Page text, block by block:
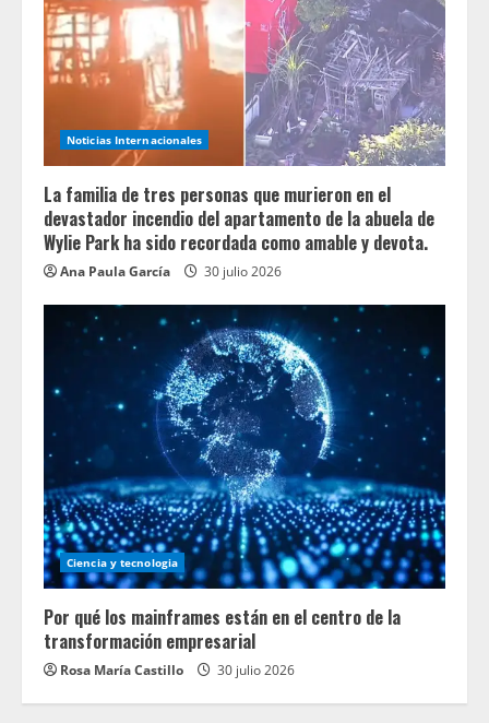
Noticias Internacionales
La familia de tres personas que murieron en el
devastador incendio del apartamento de la abuela de
Wylie Park ha sido recordada como amable y devota.
Ana Paula García 30 julio 2026
Ciencia y tecnologia
Por qué los mainframes están en el centro de la
transformación empresarial
Rosa María Castillo 30 julio 2026